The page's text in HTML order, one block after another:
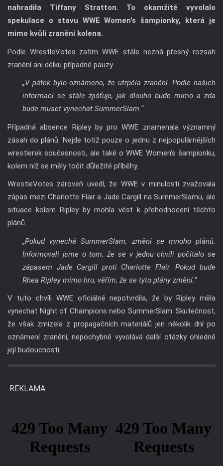
nahradila Tiffany Stratton. To okamžitě vyvolalo
spekulace o stavu WWE Women's šampionky, která je
mimo kvůli zranění kolena.
Podle WrestleVotes zatím WWE stále nezná přesný rozsah
zranění ani délku případné pauzy.
„V pátek bylo oznámeno, že utrpěla zranění. Podle našich
informací se stále zjišťuje, jak dlouho bude mimo a zda
bude muset vynechat SummerSlam.“
Případná absence Ripley by pro WWE znamenala významný
zásah do plánů. Nejde totiž pouze o jednu z nejpopulárnějších
wrestlerek současnosti, ale také o WWE Women's šampionku,
kolem níž se měly točit důležité příběhy.
WrestleVotes zároveň uvedl, že WWE v minulosti zvažovala
zápas mezi Charlotte Flair a Jade Cargill na SummerSlamu, ale
situace kolem Ripley by mohla vést k přehodnocení těchto
plánů.
„Pokud vynechá SummerSlam, změní se mnoho plánů.
Informovali jsme o tom, že se v jednu chvíli počítalo se
zápasem Jade Cargill proti Charlotte Flair. Pokud bude
Rhea Ripley mimo hru, věřím, že se tyto plány změní.“
V tuto chvíli WWE oficiálně nepotvrdila, že by Ripley měla
vynechat Night of Champions nebo SummerSlam. Skutečnost,
že však zmizela z propagačních materiálů jen několik dní po
oznámení zranění, nepochybně vyvolává další otázky ohledně
její budoucnosti.
REKLAMA